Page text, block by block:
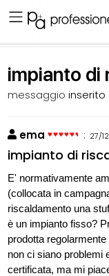
impianto di
messaggio inserito
ema : 27/
impianto di
E' normativamente
(collocata in
riscaldamento una
è un impianto fisso?
prodotta
non ci siano problemi
certificata, ma mi